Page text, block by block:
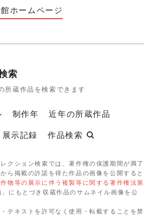
ホームページ
索
所蔵作品を検索できます
制作年
近年の所蔵作品
展示記録 作品検索
クション検索では、著作権の保護期間が満了
ら掲載の許諾を得た作品の画像を公開すると
物等の展示に伴う複製等に関する著作権法第
」にもとづき収蔵作品のサムネイル画像を公
テキストを許可なく使用・転載することを禁